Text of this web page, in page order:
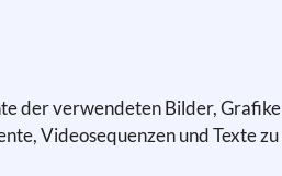
verwendeten Bilder,
Videosequenzen und Texte